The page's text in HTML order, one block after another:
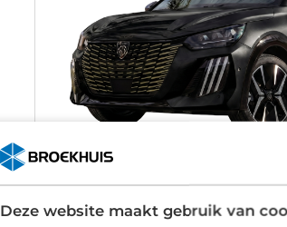
Deze website maakt gebruik van